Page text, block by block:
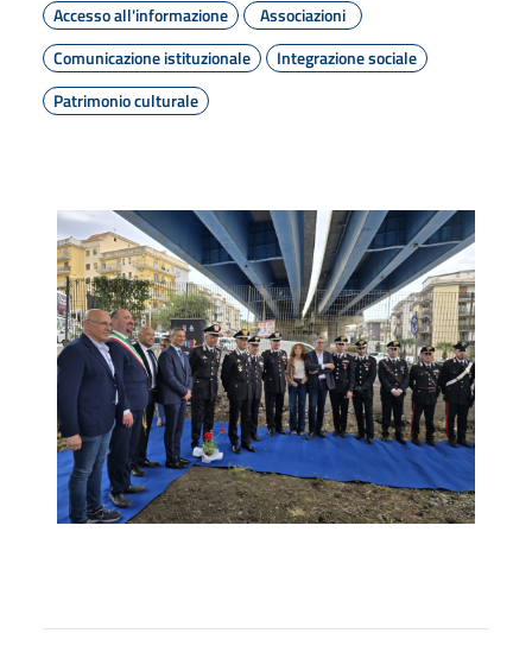
Accesso all'informazione
Associazioni
Comunicazione istituzionale
Integrazione sociale
Patrimonio culturale